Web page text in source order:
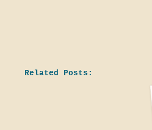
Related Posts: